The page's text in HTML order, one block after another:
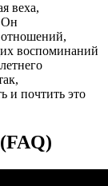
веха,
Он
отношений,
воспоминаний
и почтить это